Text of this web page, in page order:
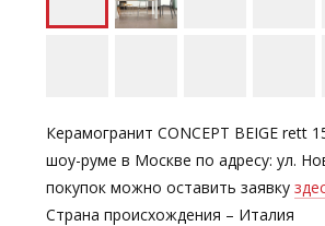
Керамогранит CONCEPT BEIGE rett
шоу-руме в Москве по адресу: ул.
покупок можно оставить заявку
Страна происхождения – Италия